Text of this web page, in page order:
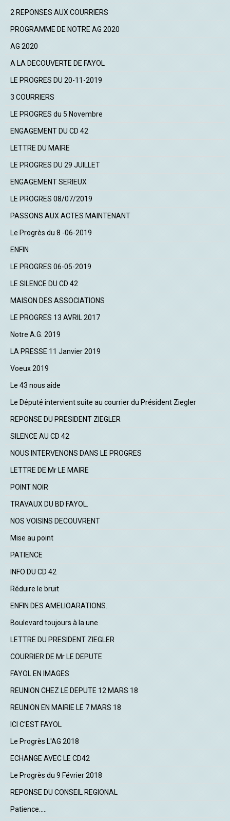
2 REPONSES AUX COURRIERS
PROGRAMME DE NOTRE AG 2020
AG 2020
A LA DECOUVERTE DE FAYOL
LE PROGRES DU 20-11-2019
3 COURRIERS
LE PROGRES du 5 Novembre
ENGAGEMENT DU CD 42
LETTRE DU MAIRE
LE PROGRES DU 29 JUILLET
ENGAGEMENT SERIEUX
LE PROGRES 08/07/2019
PASSONS AUX ACTES MAINTENANT
Le Progrès du 8 -06-2019
ENFIN
LE PROGRES 06-05-2019
LE SILENCE DU CD 42
MAISON DES ASSOCIATIONS
LE PROGRES 13 AVRIL 2017
Notre A.G. 2019
LA PRESSE 11 Janvier 2019
Voeux 2019
Le 43 nous aide
Le Député intervient suite au courrier du Président Ziegler
REPONSE DU PRESIDENT ZIEGLER
SILENCE AU CD 42
NOUS INTERVENONS DANS LE PROGRES
LETTRE DE Mr LE MAIRE
POINT NOIR
TRAVAUX DU BD FAYOL.
NOS VOISINS DECOUVRENT
Mise au point
PATIENCE
INFO DU CD 42
Réduire le bruit
ENFIN DES AMELIOARATIONS.
Boulevard toujours à la une
LETTRE DU PRESIDENT ZIEGLER
COURRIER DE Mr LE DEPUTE
FAYOL EN IMAGES
REUNION CHEZ LE DEPUTE 12 MARS 18
REUNION EN MAIRIE LE 7 MARS 18
ICI C'EST FAYOL
Le Progrès L'AG 2018
ECHANGE AVEC LE CD42
Le Progrès du 9 Février 2018
REPONSE DU CONSEIL REGIONAL
Patience.....